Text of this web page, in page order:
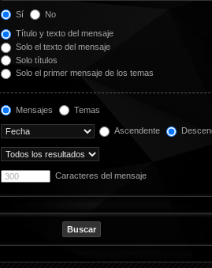
Sí No
Título y texto del mensaje
Solo el texto del mensaje
Solo títulos
Solo el primer mensaje de los temas
Mensajes Temas
Ascendente
Caracteres del mensaje